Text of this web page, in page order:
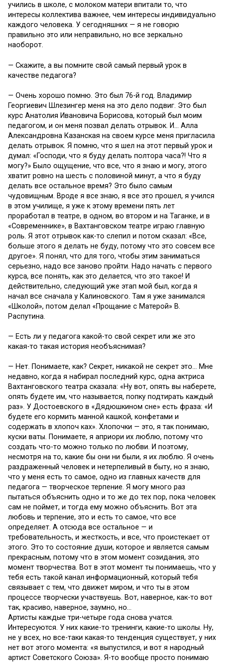
учились в школе, с молоком матери впитали то, что
интересы коллектива важнее, чем интересы индивидуально
каждого человека. У сегодняшних — я не говорю
правильно это или неправильно, но все зеркально
наоборот.
— Скажите, а вы помните свой самый первый урок в
качестве педагога?
— Очень хорошо помню. Это был 76-й год. Владимир
Георгиевич Шлезингер меня на это дело подвиг. Это был
курс Анатолия Ивановича Борисова, который был моим
педагогом, и он меня позвал делать отрывок. И… Алла
Александровна Казанская на своем курсе меня пригласила
делать отрывок. Я помню, что я шел на этот первый урок и
думал: «Господи, что я буду делать полтора часа?! Что я
могу?» Было ощущение, что все, что я знаю и могу, этого
хватит ровно на шесть с половиной минут, а что я буду
делать все остальное время? Это было самым
чудовищным. Вроде я все знаю, я все это прошел, я учился
в этом училище, я уже к этому времени пять лет
проработал в театре, в одном, во втором и на Таганке, и в
«Современнике», в Вахтанговском театре играю главную
роль. Я этот отрывок как-то слепил и потом сказал: «Все,
больше этого я делать не буду, потому что это совсем все
другое». Я понял, что для того, чтобы этим заниматься
серьезно, надо все заново пройти. Надо начать с первого
курса, все понять, как это делается, что это такое! И
действительно, следующий уже этап мой был, когда я
начал все сначала у Калиновского. Там я уже занимался
«Школой», потом делал «Прощание с Матерой» В.
Распутина.
— Есть ли у педагога какой-то свой секрет или же это
какая-то такая история необъяснимая?
— Нет. Понимаете, как? Секрет, никакой не секрет это… Мне
недавно, когда я набирал последний курс, одна актриса
Вахтанговского театра сказала: «Ну вот, опять вы наберете,
опять будете им, что называется, попку подтирать каждый
раз». У Достоевского в «Дядюшкином сне» есть фраза: «И
будете его кормить манной кашкой, конфетами и
содержать в хлопоч ках». Хлопочки — это, я так понимаю,
куски ваты. Понимаете, я априори их люблю, потому что
создать что-то можно только по любви. И поэтому,
несмотря на то, какие бы они ни были, я их люблю. Я очень
раздраженный человек и нетерпеливый в быту, но я знаю,
что у меня есть то самое, одно из главных качеств для
педагога — творческое терпение. Я могу много раз
пытаться объяснить одно и то же до тех пор, пока человек
сам не поймет, и тогда ему можно объяснить. Вот эта
любовь и терпение, это и есть то самое, что все
определяет. А отсюда все остальное — и
требовательность, и жесткость, и все, что проистекает от
этого. Это то состояние души, которое и является самым
прекрасным, потому что в этом момент созидания, это
момент творчества. Вот в этот момент ты понимаешь, что у
тебя есть такой канал информационный, который тебя
связывает с тем, что движет миром, и что ты в этом
процессе творчески участвуешь. Вот, наверное, как-то вот
так, красиво, наверное, заумно, но…
Артисты каждые три-четыре года снова учатся.
Интересуются. У них какие-то тренинги, какие-то школы. Ну,
не у всех, но все-таки какая-то тенденция существует, у них
нет вот этого момента: «я выпустился, и вот я народный
артист Советского Союза». Я-то вообще просто понимаю